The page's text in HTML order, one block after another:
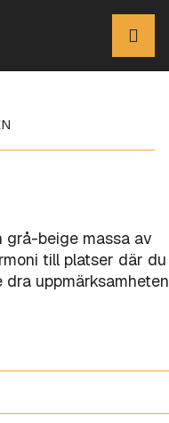
grå-beige massa av
till platser där du
uppmärksamheten